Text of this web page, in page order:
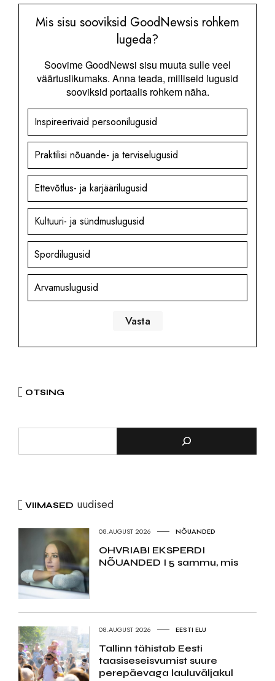
Mis sisu sooviksid GoodNewsis rohkem
lugeda?
Soovime GoodNewsi sisu muuta sulle veel
väärtuslikumaks. Anna teada, milliseid lugusid
sooviksid portaalis rohkem näha.
Inspireerivaid persoonilugusid
Praktilisi nõuande- ja terviselugusid
Ettevõtlus- ja karjäärilugusid
Kultuuri- ja sündmuslugusid
Spordilugusid
Arvamuslugusid
OTSING
VIIMASED uudised
08.AUGUST 2026 NÕUANDED
OHVRIABI EKSPERDI
NÕUANDED I 5 sammu, mis
08.AUGUST 2026 EESTI ELU
Tallinn tähistab Eesti
taasiseseisvumist suure
perepäevaga lauluväljakul